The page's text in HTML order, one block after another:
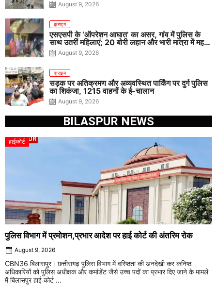
August 9, 2026
क्राइम
एसएसपी के ‘ऑपरेशन आघात’ का असर, गांव में पुलिस के
साथ उतरीं महिलाएं; 20 बोरी लहान और भारी मात्रा में महुआ
पास नष्ट
August 9, 2026
क्राइम
सड़क पर अतिक्रमण और अव्यवस्थित पार्किंग पर दुर्ग पुलिस
का शिकंजा, 1215 वाहनों के ई-चालान
August 9, 2026
BILASPUR NEWS
हाईकोर्ट
पुलिस विभाग में प्रमोशन,प्रभार आदेश पर हाई कोर्ट की अंतरिम रोक
August 9, 2026
CBN36 बिलासपुर। छत्तीसगढ़ पुलिस विभाग में वरिष्ठता की अनदेखी कर कनिष्ठ
अधिकारियों को पुलिस अधीक्षक और कमांडेंट जैसे उच्च पदों का प्रभार दिए जाने के मामले
में बिलासपुर हाई कोर्ट ...